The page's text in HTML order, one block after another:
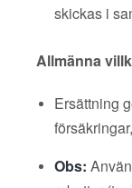
skickas i
Allmänna
Ersättning
Obs: